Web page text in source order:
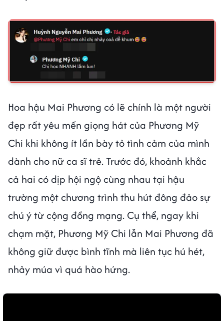
Hoa hậu Mai Phương có lẽ chính là một người
đẹp rất yêu mến giọng hát của Phương Mỹ
Chi khi không ít lần bày tỏ tình cảm của mình
dành cho nữ ca sĩ trẻ. Trước đó, khoảnh khắc
cả hai có dịp hội ngộ cùng nhau tại hậu
trường một chương trình thu hút đông đảo sự
chú ý từ cộng đồng mạng. Cụ thể, ngay khi
chạm mặt, Phương Mỹ Chi lẫn Mai Phương đã
không giữ được bình tĩnh mà liên tục hú hét,
nhảy múa vì quá hào hứng.